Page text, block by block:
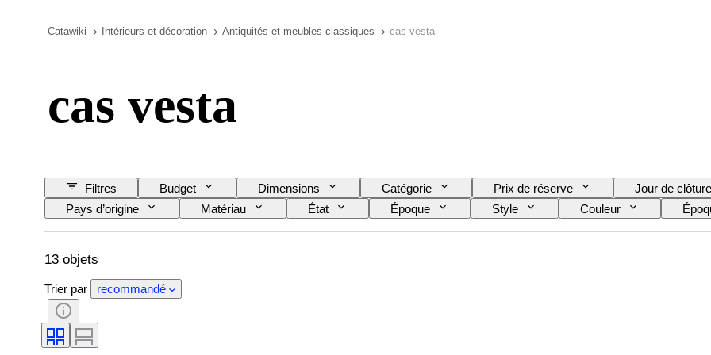
Catawiki Intérieurs et décoration Antiquités et meubles classiques cas vesta
cas vesta
Filtres Budget Dimensions Catégorie Prix de réserve Jour de clôture
Pays d’origine
Matériau État Époque Style Couleur
13 objets
Trier par recommandé